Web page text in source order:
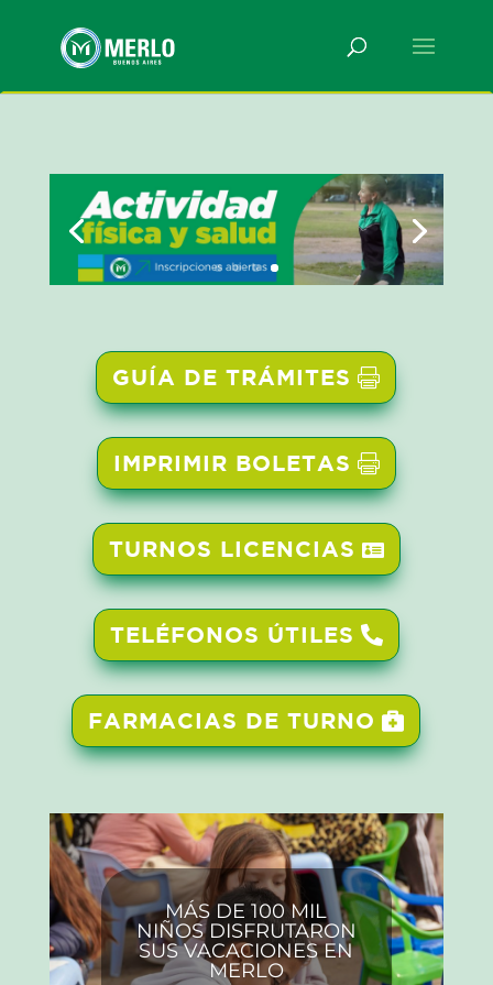
GUÍA DE TRÁMITES
IMPRIMIR BOLETAS
TURNOS LICENCIAS
TELÉFONOS ÚTILES
FARMACIAS DE TURNO
MÁS DE 100 MIL
NIÑOS DISFRUTARON
SUS VACACIONES EN
MERLO